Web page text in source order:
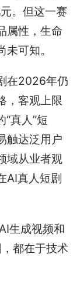
。但这一赛
属性，生命
可知。
在2026年仍
，客观上限
真人”短
触达泛用户
域从业者观
AI真人短剧
生成视频和
都在于技术